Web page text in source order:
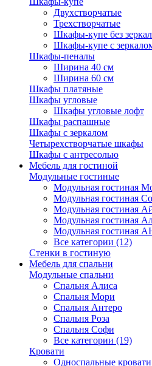
Двухстворчатые
Трехстворчатые
Шкафы-купе без
Шкафы-купе с
Шкафы-пеналы
Ширина 40 см
Ширина 60 см
Шкафы платяные
Шкафы угловые
Шкафы угловые лофт
Шкафы распашные
Шкафы с зеркалом
Четырехстворчатые шкафы
Шкафы с антресолью
Мебель для гостиной
Модульные гостиные
Модульная гостиная
Модульная гостиная
Модульная гостиная
Модульная гостиная
Модульная гостиная
Все категории (12)
Стенки в гостиную
Мебель для спальни
Модульные спальни
Спальня Алиса
Спальня Мори
Спальня Антеро
Спальня Роза
Спальня Софи
Все категории (19)
Кровати
Односпальные кровати